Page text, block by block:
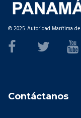
© 2025. Autoridad Marítima de
Contáctanos